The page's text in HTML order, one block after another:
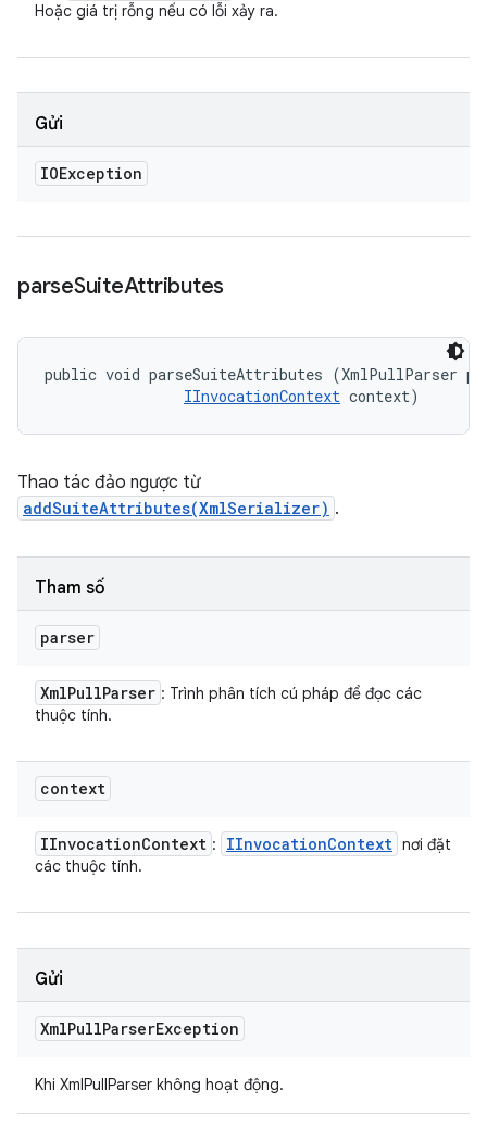
Hoặc giá trị rỗng nếu có lỗi xảy ra.
Gửi
IOException
parseSuiteAttributes
public void parseSuiteAttributes (XmlPullParser
IInvocationContext context)
Thao tác đảo ngược từ
addSuiteAttributes(XmlSerializer) .
Tham số
parser
XmlPullParser : Trình phân tích cú pháp để đọc các
thuộc tính.
context
IInvocationContext : IInvocationContext nơi đặt
các thuộc tính.
Gửi
XmlPullParserException
Khi XmlPullParser không hoạt động.